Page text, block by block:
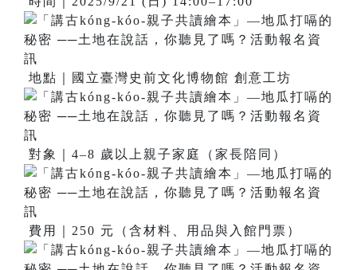
地點｜國立臺灣史前文化博物館 創意工坊
對象｜4–8 歲以上親子家庭（家長陪同）
費用｜250 元（含材料、用品與入館門票）